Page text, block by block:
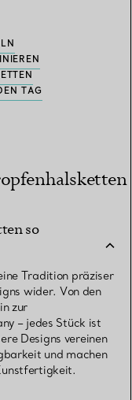
TAG
so
Tradition präziser
wider. Von den
zur
– jedes Stück ist
Designs vereinen
und machen